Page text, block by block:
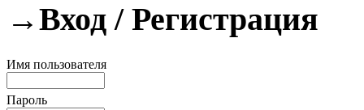
→Вход / Регистрация
Имя пользователя
Пароль